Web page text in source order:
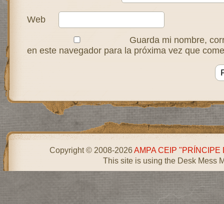
Web
Guarda mi nombre,
en este navegador para la próxima vez que
Copyright © 2008-2026AMPA CEIP "PRÍNCIPE
This site is using the Desk Mess